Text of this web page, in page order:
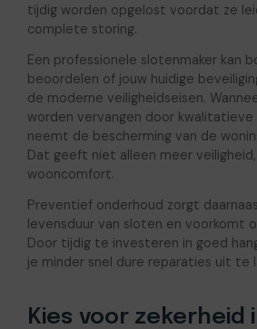
tijdig worden opgelost voordat ze
complete storing.
Een professionele slotenmaker kan
beoordelen of jouw huidige
de moderne veiligheidseisen.
worden vervangen door kwalitatieve
neemt de bescherming van de
Dat geeft niet alleen meer
wooncomfort.
Preventief onderhoud zorgt
levensduur van sloten en voorkomt
Door tijdig te investeren in goed
je minder snel dure reparaties uit te
Kies voor zekerheid